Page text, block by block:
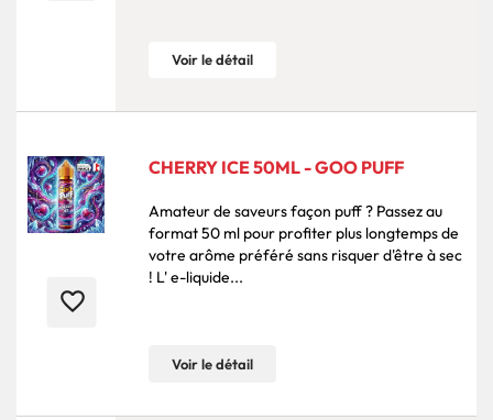
Voir le détail
favorite_border
CHERRY ICE 50ML - GOO PUFF
Amateur de saveurs façon puff ? Passez au
format 50 ml pour profiter plus longtemps de
votre arôme préféré sans risquer d'être à sec
! L' e-liquide...
Voir le détail